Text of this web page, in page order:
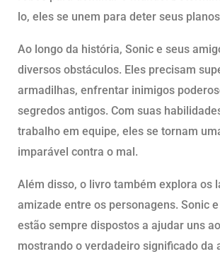
lo, eles se unem para deter seus
Ao longo da história, Sonic e seus
diversos obstáculos. Eles precisam
armadilhas, enfrentar inimigos
segredos antigos. Com suas
trabalho em equipe, eles se tornam
imparável contra o mal.
Além disso, o livro também explora os
amizade entre os personagens. Sonic
estão sempre dispostos a ajudar uns
mostrando o verdadeiro significado da